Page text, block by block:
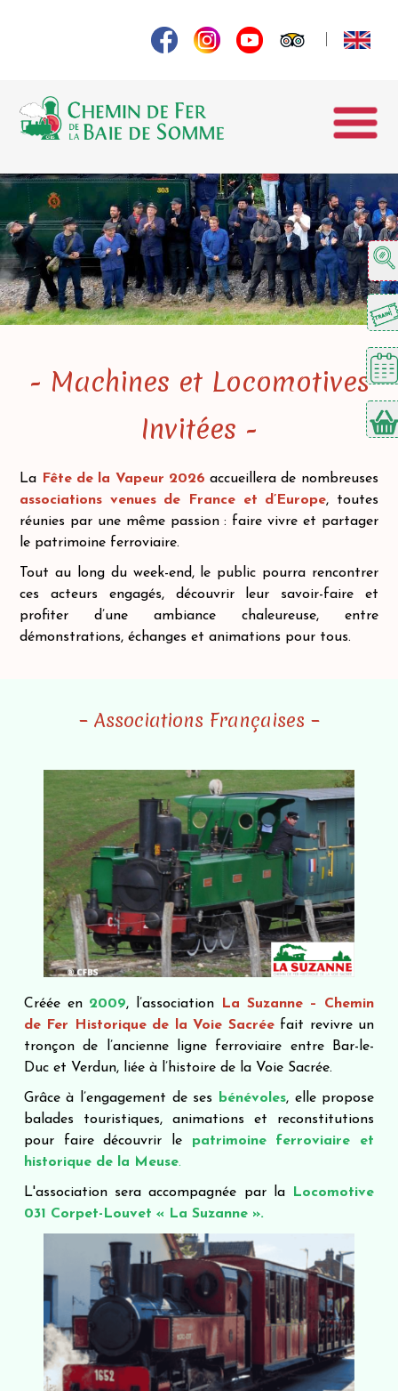
- Machines et Locomotives
Invitées -
La Fête de la Vapeur 2026 accueillera de nombreuses
associations venues de France et d’Europe, toutes
réunies par une même passion : faire vivre et partager
le patrimoine ferroviaire.
Tout au long du week-end, le public pourra rencontrer
ces acteurs engagés, découvrir leur savoir-faire et
profiter d’une ambiance chaleureuse, entre
démonstrations, échanges et animations pour tous.
– Associations Françaises –
Créée en 2009, l’association
La Suzanne – Chemin
de Fer Historique de la Voie Sacréefait revivre un
tronçon de l’ancienne ligne ferroviaire entre Bar-le-
Duc et Verdun, liée à l’histoire de la Voie Sacrée.
Grâce à l’engagement de ses bénévoles, elle propose
balades touristiques, animations et reconstitutions
pour faire découvrir le patrimoine ferroviaire et
historique de la Meuse.
L'association sera accompagnée par la
Locomotive
031 Corpet-Louvet « La Suzanne ».